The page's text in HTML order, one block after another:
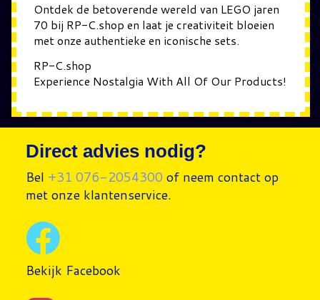
Ontdek de betoverende wereld van LEGO jaren
70 bij RP-C.shop en laat je creativiteit bloeien
met onze authentieke en iconische sets.
RP-C.shop
Experience Nostalgia With All Of Our Products!
Direct advies nodig?
Bel +31 076-2054300 of neem contact op
met onze klantenservice.
Bekijk Facebook